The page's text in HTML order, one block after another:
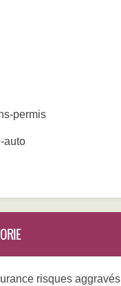
permis
auto
risques aggravés